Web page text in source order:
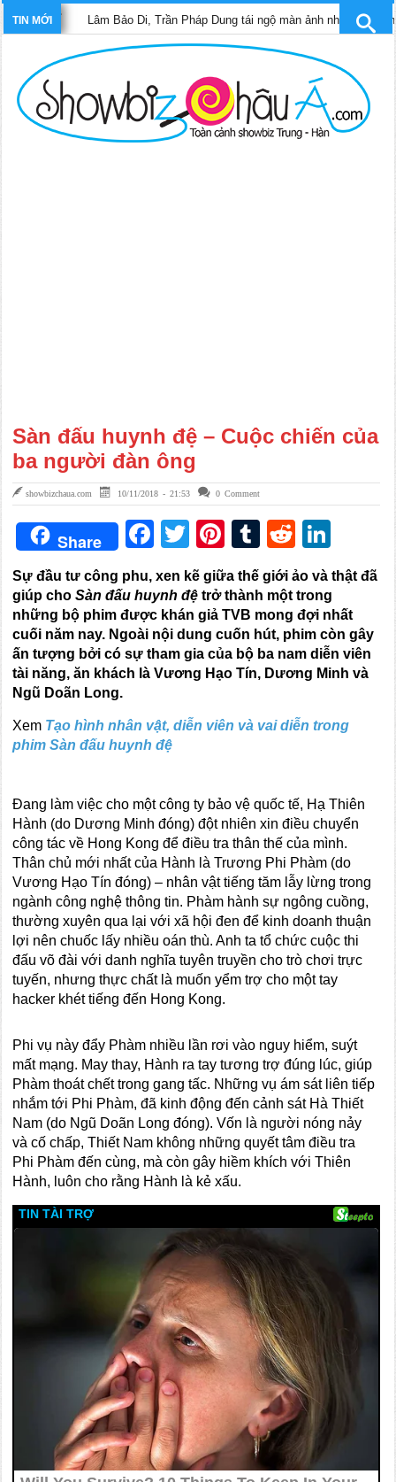
TIN MỚILâm Bảo Di, Trần Pháp Dung tái ngộ màn ảnh nhỏ TVB trong phim
Sàn đấu huynh đệ – Cuộc chiến của
ba người đàn ông
showbizchaua.com 10/11/2018 - 21:53 0 Comment
Share Facebook
TwitterPinterest
TumblrReddit
Sự đầu tư công phu, xen kẽ giữa thế giới ảo và thật đã
giúp choSàn đấu huynh đệ trở thành một trong
những bộ phim được khán giả TVB mong đợi nhất
cuối năm nay. Ngoài nội dung cuốn hút, phim còn gây
ấn tượng bởi có sự tham gia của bộ ba nam diễn viên
tài năng, ăn khách là Vương Hạo Tín, Dương Minh và
Ngũ Doãn Long.
Xem Tạo hình nhân vật, diễn viên và vai diễn trong
phim Sàn đấu huynh đệ
Đang làm việc cho một công ty bảo vệ quốc tế, Hạ Thiên
Hành (do Dương Minh đóng) đột nhiên xin điều chuyển
công tác về Hong Kong để điều tra thân thế của mình.
Thân chủ mới nhất của Hành là Trương Phi Phàm (do
Vương Hạo Tín đóng) – nhân vật tiếng tăm lẫy lừng trong
ngành công nghệ thông tin. Phàm hành sự ngông cuồng,
thường xuyên qua lại với xã hội đen để kinh doanh thuận
lợi nên chuốc lấy nhiều oán thù. Anh ta tổ chức cuộc thi
đấu võ đài với danh nghĩa tuyên truyền cho trò chơi trực
tuyến, nhưng thực chất là muốn yểm trợ cho một tay
hacker khét tiếng đến Hong Kong.
Phi vụ này đẩy Phàm nhiều lần rơi vào nguy hiểm, suýt
mất mạng. May thay, Hành ra tay tương trợ đúng lúc, giúp
Phàm thoát chết trong gang tấc. Những vụ ám sát liên tiếp
nhắm tới Phi Phàm, đã kinh động đến cảnh sát Hà Thiết
Nam (do Ngũ Doãn Long đóng). Vốn là người nóng nảy
và cố chấp, Thiết Nam không những quyết tâm điều tra
Phi Phàm đến cùng, mà còn gây hiềm khích với Thiên
Hành, luôn cho rằng Hành là kẻ xấu.